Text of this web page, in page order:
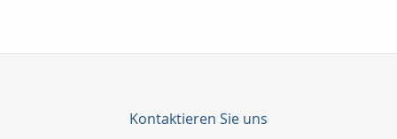
Kontaktieren Sie uns